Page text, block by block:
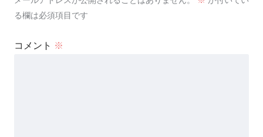
る欄は必須項目です
コメント ※